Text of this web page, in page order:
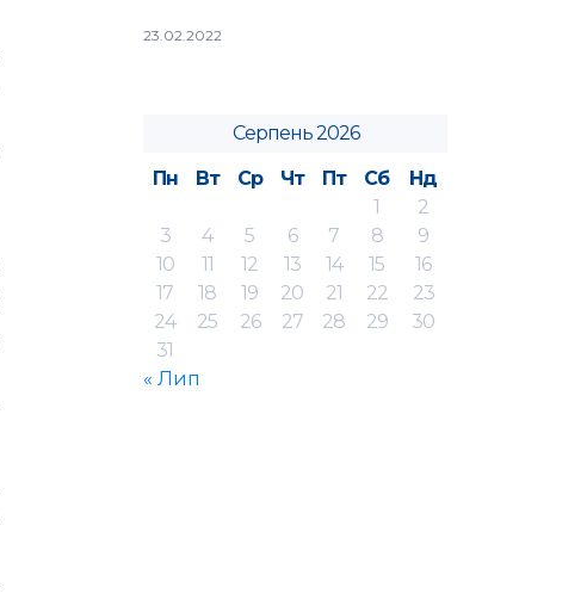
23.02.2022
Серпень 2026
Пн
Вт Ср Чт Пт Сб
Нд
1
2
3
4 5 6 7 8
9
10
11 12 13 14 15
16
17
18 19 20 21 22
23
24
25 26 27 28 29
30
31
« Лип